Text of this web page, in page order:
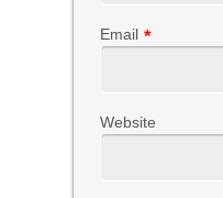
Email *
Website